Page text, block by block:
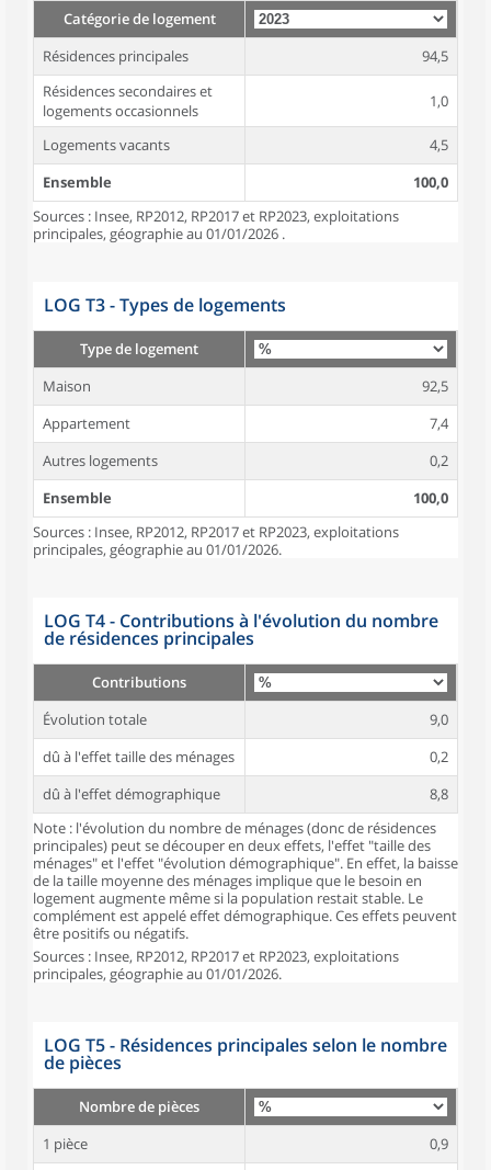
Catégorie de logement
Résidences principales
94,5
Résidences secondaires et
logements occasionnels
1,0
Logements vacants
4,5
Ensemble
100,0
Sources : Insee, RP2012, RP2017 et RP2023, exploitations
principales, géographie au 01/01/2026 .
LOG T3 - Types de logements
Type de logement
Maison
92,5
Appartement
7,4
Autres logements
0,2
Ensemble
100,0
Sources : Insee, RP2012, RP2017 et RP2023, exploitations
principales, géographie au 01/01/2026.
LOG T4 - Contributions à l'évolution du nombre
de résidences principales
Contributions
Évolution totale
9,0
dû à l'effet taille des ménages
0,2
dû à l'effet démographique
8,8
Note : l'évolution du nombre de ménages (donc de résidences
principales) peut se découper en deux effets, l'effet "taille des
ménages" et l'effet "évolution démographique". En effet, la baisse
de la taille moyenne des ménages implique que le besoin en
logement augmente même si la population restait stable. Le
complément est appelé effet démographique. Ces effets peuvent
être positifs ou négatifs.
Sources : Insee, RP2012, RP2017 et RP2023, exploitations
principales, géographie au 01/01/2026.
LOG T5 - Résidences principales selon le nombre
de pièces
Nombre de pièces
1 pièce
0,9